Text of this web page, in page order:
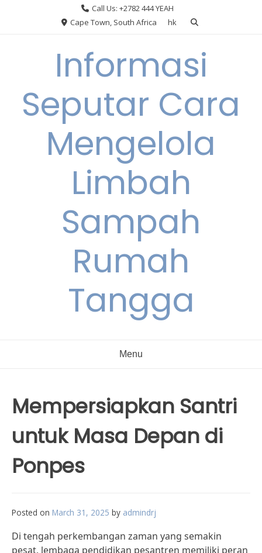
Call Us: +2782 444 YEAH
Cape Town, South Africa
hk
Informasi
Seputar Cara
Mengelola
Limbah
Sampah
Rumah
Tangga
Menu
Mempersiapkan Santri
untuk Masa Depan di
Ponpes
Posted on March 31, 2025 by admindrj
Di tengah perkembangan zaman yang semakin
pesat, lembaga pendidikan pesantren memiliki peran